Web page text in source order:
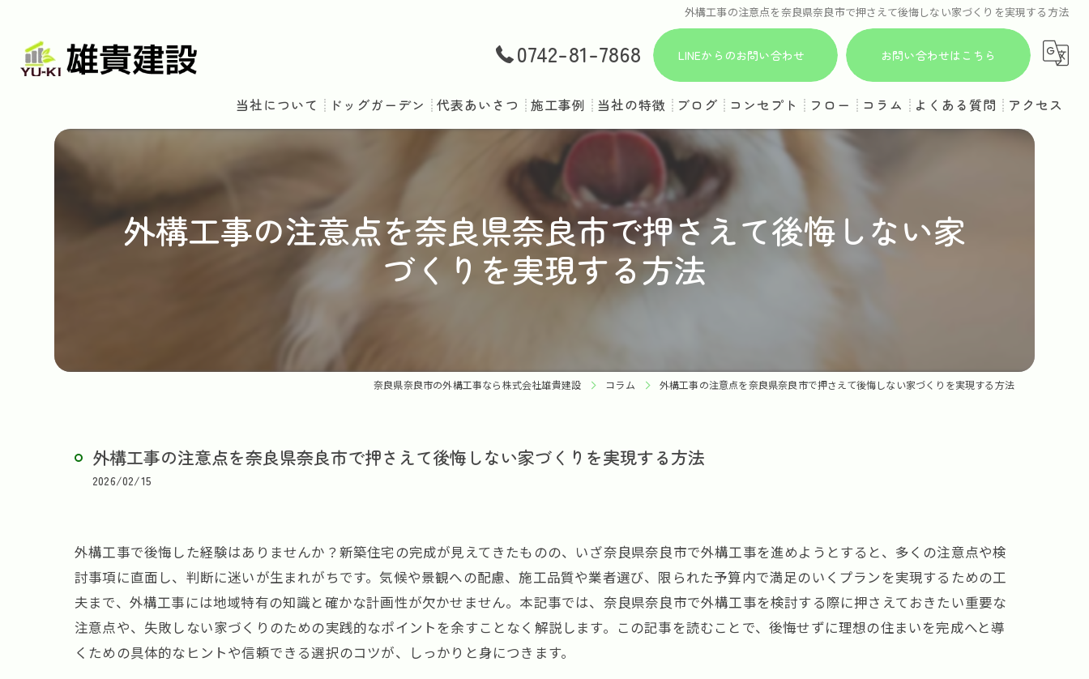
外構工事の注意点を奈良県奈良市で押さえて後悔しない家づくりを実現する方法
0742-81-7868 LINEからのお問い合わせ お問い合わせはこちら
ドッグガーデン
当社について 代表あいさつ 施工事例 当社の特徴
ドッグラン
ペット対応
ドッグスペース
ブログ コンセプト フロー コラム よくある質問 アクセス
外構工事の注意点を奈良県奈良市で押さえて後悔しない家
づくりを実現する方法
奈良県奈良市の外構工事なら株式会社雄貴建設 コラム 外構工事の注意点を奈良県奈良市で押さえて後悔しない家づくりを実現する方法
外構工事の注意点を奈良県奈良市で押さえて後悔しない家づくりを実現する方法
2026/02/15
外構工事で後悔した経験はありませんか？新築住宅の完成が見えてきたものの、いざ奈良県奈良市で外構工事を進めようとすると、多くの注意点や検
討事項に直面し、判断に迷いが生まれがちです。気候や景観への配慮、施工品質や業者選び、限られた予算内で満足のいくプランを実現するための工
夫まで、外構工事には地域特有の知識と確かな計画性が欠かせません。本記事では、奈良県奈良市で外構工事を検討する際に押さえておきたい重要な
注意点や、失敗しない家づくりのための実践的なポイントを余すことなく解説します。この記事を読むことで、後悔せずに理想の住まいを完成へと導
くための具体的なヒントや信頼できる選択のコツが、しっかりと身につきます。